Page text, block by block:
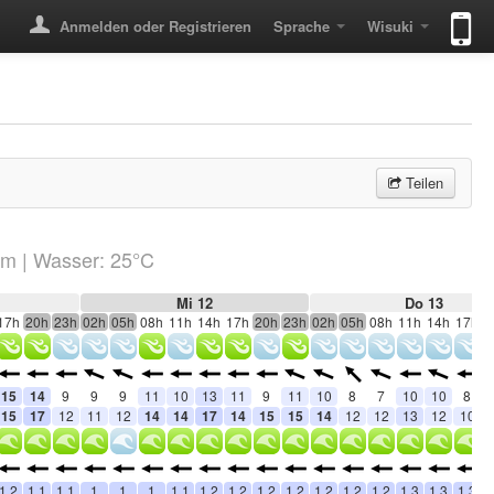
Anmelden oder Registrieren Sprache Wisuki
Teilen
| Wasser: 25°C
Mi 12 Do 13
20h 23h 02h 05h 08h 11h 14h 17h 20h 23h 02h 05h 08h 11h 14h 17h
15 14 9 9 9 11 10 13 11 9 11 10 8 7 10 10 8
15 17 12 11 12 14 14 17 14 15 15 14 12 12 13 12 10
1.2 1.1 1.1 1 1 1 1.1 1.2 1.2 1.2 1.2 1.2 1.2 1.2 1.3 1.3 1.3